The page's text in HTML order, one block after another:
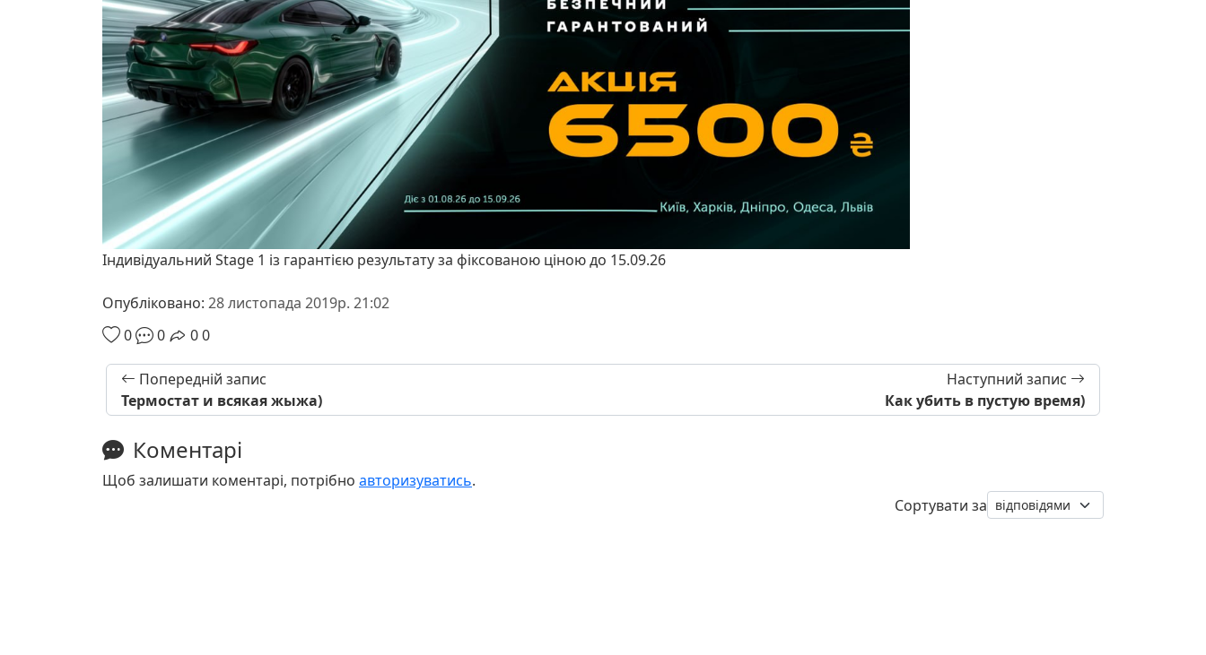
Індивідуальний Stage 1 із гарантією результату за фіксованою ціною до 15.09.26
Опубліковано: 28 листопада 2019р. 21:02
0
0 00
Попередній запис
Термостат и всякая жыжа)
Наступний запис
Как убить в пустую время)
Коментарі
Щоб залишати коментарі, потрібно авторизуватись.
Сортувати за